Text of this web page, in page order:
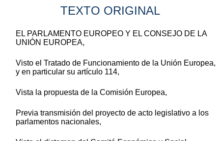
TEXTO ORIGINAL
EL PARLAMENTO EUROPEO Y EL CONSEJO DE LA
UNIÓN EUROPEA,
Visto el Tratado de Funcionamiento de la Unión Europea,
y en particular su artículo 114,
Vista la propuesta de la Comisión Europea,
Previa transmisión del proyecto de acto legislativo a los
parlamentos nacionales,